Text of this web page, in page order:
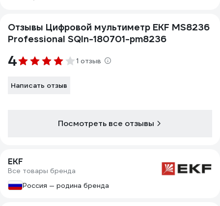
Отзывы Цифровой мультиметр EKF MS8236
Professional SQIn-180701-pm8236
4 1 отзыв
Написать отзыв
Посмотреть все отзывы
EKF
Все товары бренда
Россия — родина бренда